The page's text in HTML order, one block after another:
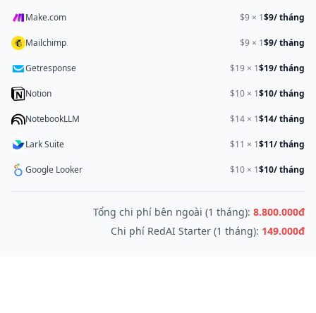
Make.com $9 × 1$9/ tháng
Mailchimp $9 × 1$9/ tháng
Getresponse $19 × 1$19/ tháng
Notion $10 × 1$10/ tháng
NotebookLLM $14 × 1$14/ tháng
Lark Suite $11 × 1$11/ tháng
Google Looker $10 × 1$10/ tháng
Tổng chi phí bên ngoài (1 tháng): 8.800.000đ
Chi phí RedAI Starter (1 tháng): 149.000đ